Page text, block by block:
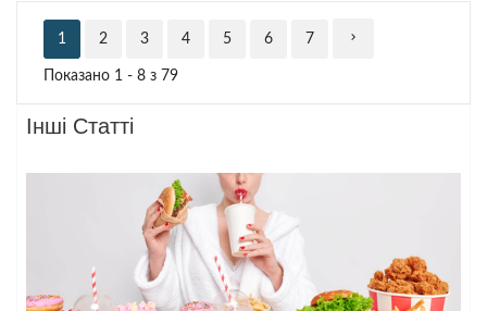
1 2 3 4 5 6 7 chevron_right
Показано 1 - 8 з 79
Інші Статті